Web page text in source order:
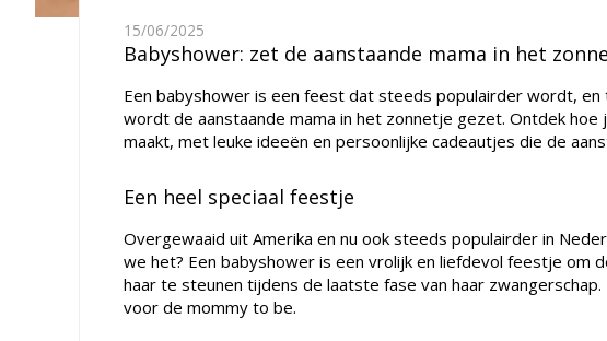
15/06/2025
Babyshower: zet de aanstaande mama in het
Een babyshower is een feest dat steeds populairder wordt,
wordt de aanstaande mama in het zonnetje gezet. Ontdek
maakt, met leuke ideeën en persoonlijke cadeautjes die de
Een heel speciaal feestje
Overgewaaid uit Amerika en nu ook steeds populairder in
we het? Een babyshower is een vrolijk en liefdevol feestje om
haar te steunen tijdens de laatste fase van haar
voor de mommy to be.